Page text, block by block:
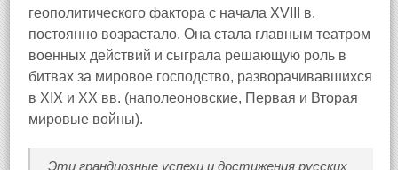
геополитического фактора с начала XVIII в.
постоянно возрастало. Она стала главным театром
военных действий и сыграла решающую роль в
битвах за мировое господство, разворачивавшихся
в XIX и XX вв. (наполеоновские, Первая и Вторая
мировые войны).
Эти грандиозные успехи и достижения русских